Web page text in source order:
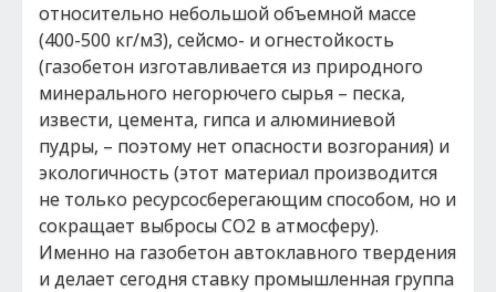
относительно небольшой объемной массе
(400-500 кг/м3), сейсмо- и огнестойкость
(газобетон изготавливается из природного
минерального негорючего сырья – песка,
извести, цемента, гипса и алюминиевой
пудры, – поэтому нет опасности возгорания) и
экологичность (этот материал производится
не только ресурсосберегающим способом, но и
сокращает выбросы СО2 в атмосферу).
Именно на газобетон автоклавного твердения
и делает сегодня ставку промышленная группа